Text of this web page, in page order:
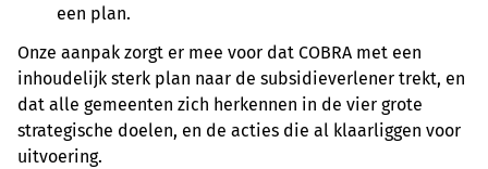
een plan.
Onze aanpak zorgt er mee voor dat COBRA met een
inhoudelijk sterk plan naar de subsidieverlener trekt, en
dat alle gemeenten zich herkennen in de vier grote
strategische doelen, en de acties die al klaarliggen voor
uitvoering.